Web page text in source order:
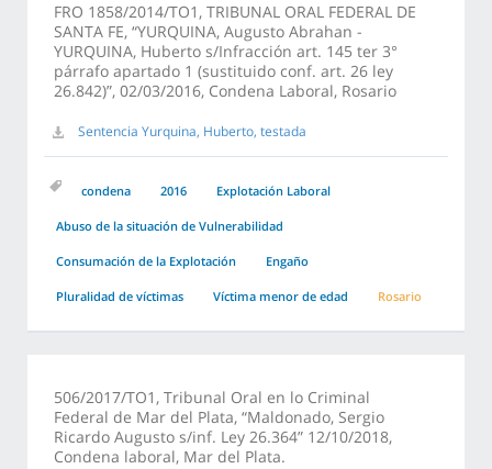
FRO 1858/2014/TO1, TRIBUNAL ORAL FEDERAL DE
SANTA FE, “YURQUINA, Augusto Abrahan -
YURQUINA, Huberto s/Infracción art. 145 ter 3°
párrafo apartado 1 (sustituido conf. art. 26 ley
26.842)”, 02/03/2016, Condena Laboral, Rosario
Sentencia Yurquina, Huberto, testada
condena 2016 Explotación Laboral
Abuso de la situación de Vulnerabilidad
Consumación de la Explotación Engaño
Pluralidad de víctimas Víctima menor de edad Rosario
506/2017/TO1, Tribunal Oral en lo Criminal
Federal de Mar del Plata, “Maldonado, Sergio
Ricardo Augusto s/inf. Ley 26.364” 12/10/2018,
Condena laboral, Mar del Plata.